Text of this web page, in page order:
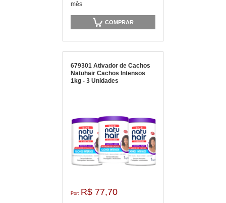
mês
COMPRAR
679301 Ativador de Cachos
Natuhair Cachos Intensos
1kg - 3 Unidades
Por: R$ 77,70